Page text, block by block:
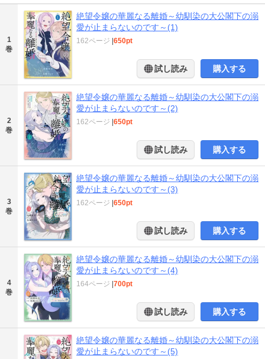
1
巻
絶望令嬢の華麗なる離婚～幼馴染の大公閣下の溺
愛が止まらないのです～(1)
162ページ 650pt
試し読み 購入する
2
巻
絶望令嬢の華麗なる離婚～幼馴染の大公閣下の溺
愛が止まらないのです～(2)
162ページ 650pt
試し読み 購入する
3
巻
絶望令嬢の華麗なる離婚～幼馴染の大公閣下の溺
愛が止まらないのです～(3)
162ページ 650pt
試し読み 購入する
4
巻
絶望令嬢の華麗なる離婚～幼馴染の大公閣下の溺
愛が止まらないのです～(4)
164ページ 700pt
試し読み 購入する
絶望令嬢の華麗なる離婚～幼馴染の大公閣下の溺
愛が止まらないのです～(5)